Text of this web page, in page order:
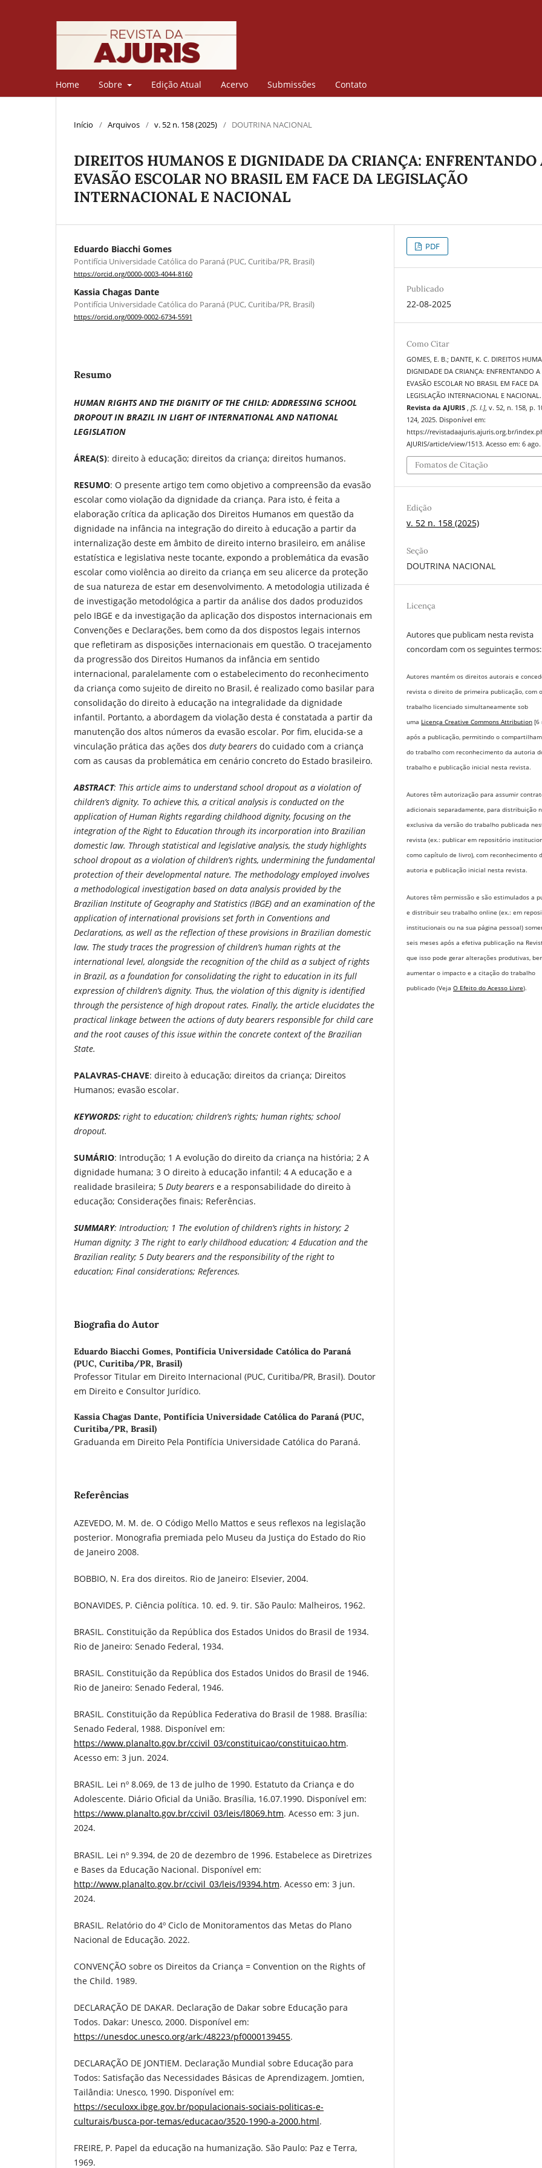
Home Sobre Edição Atual Acervo Submissões Contato
Início / Arquivos / v. 52 n. 158 (2025) / DOUTRINA NACIONAL
DIREITOS HUMANOS E DIGNIDADE DA CRIANÇA: ENFRENTANDO
EVASÃO ESCOLAR NO BRASIL EM FACE DA LEGISLAÇÃO
INTERNACIONAL E NACIONAL
Eduardo Biacchi Gomes
Pontifícia Universidade Católica do Paraná (PUC, Curitiba/PR, Brasil)
https://orcid.org/0000-0003-4044-8160
Kassia Chagas Dante
Pontifícia Universidade Católica do Paraná (PUC, Curitiba/PR, Brasil)
https://orcid.org/0009-0002-6734-5591
Resumo
HUMAN RIGHTS AND THE DIGNITY OF THE CHILD: ADDRESSING SCHOOL
DROPOUT IN BRAZIL IN LIGHT OF INTERNATIONAL AND NATIONAL
LEGISLATION
ÁREA(S): direito à educação; direitos da criança; direitos humanos.
RESUMO: O presente artigo tem como objetivo a compreensão da evasão
escolar como violação da dignidade da criança. Para isto, é feita a
elaboração crítica da aplicação dos Direitos Humanos em questão da
dignidade na infância na integração do direito à educação a partir da
internalização deste em âmbito de direito interno brasileiro, em análise
estatística e legislativa neste tocante, expondo a problemática da evasão
escolar como violência ao direito da criança em seu alicerce da proteção
de sua natureza de estar em desenvolvimento. A metodologia utilizada é
de investigação metodológica a partir da análise dos dados produzidos
pelo IBGE e da investigação da aplicação dos dispostos internacionais em
Convenções e Declarações, bem como da dos dispostos legais internos
que refletiram as disposições internacionais em questão. O tracejamento
da progressão dos Direitos Humanos da infância em sentido
internacional, paralelamente com o estabelecimento do reconhecimento
da criança como sujeito de direito no Brasil, é realizado como basilar para
consolidação do direito à educação na integralidade da dignidade
infantil. Portanto, a abordagem da violação desta é constatada a partir da
manutenção dos altos números da evasão escolar. Por fim, elucida-se a
vinculação prática das ações dos duty bearers do cuidado com a criança
com as causas da problemática em cenário concreto do Estado brasileiro.
ABSTRACT: This article aims to understand school dropout as a violation of
children’s dignity. To achieve this, a critical analysis is conducted on the
application of Human Rights regarding childhood dignity, focusing on the
integration of the Right to Education through its incorporation into Brazilian
domestic law. Through statistical and legislative analysis, the study highlights
school dropout as a violation of children’s rights, undermining the fundamental
protection of their developmental nature. The methodology employed involves
a methodological investigation based on data analysis provided by the
Brazilian Institute of Geography and Statistics (IBGE) and an examination of the
application of international provisions set forth in Conventions and
Declarations, as well as the reflection of these provisions in Brazilian domestic
law. The study traces the progression of children’s human rights at the
international level, alongside the recognition of the child as a subject of rights
in Brazil, as a foundation for consolidating the right to education in its full
expression of children’s dignity. Thus, the violation of this dignity is identified
through the persistence of high dropout rates. Finally, the article elucidates the
practical linkage between the actions of duty bearers responsible for child care
and the root causes of this issue within the concrete context of the Brazilian
State.
PALAVRAS-CHAVE: direito à educação; direitos da criança; Direitos
Humanos; evasão escolar.
KEYWORDS: right to education; children’s rights; human rights; school
dropout.
SUMÁRIO: Introdução; 1 A evolução do direito da criança na história; 2 A
dignidade humana; 3 O direito à educação infantil; 4 A educação e a
realidade brasileira; 5 Duty bearers e a responsabilidade do direito à
educação; Considerações finais; Referências.
SUMMARY: Introduction; 1 The evolution of children’s rights in history; 2
Human dignity; 3 The right to early childhood education; 4 Education and the
Brazilian reality; 5 Duty bearers and the responsibility of the right to
education; Final considerations; References.
Biografia do Autor
Eduardo Biacchi Gomes, Pontifícia Universidade Católica do Paraná
(PUC, Curitiba/PR, Brasil)
Professor Titular em Direito Internacional (PUC, Curitiba/PR, Brasil). Doutor
em Direito e Consultor Jurídico.
Kassia Chagas Dante, Pontifícia Universidade Católica do Paraná (PUC,
Curitiba/PR, Brasil)
Graduanda em Direito Pela Pontifícia Universidade Católica do Paraná.
Referências
AZEVEDO, M. M. de. O Código Mello Mattos e seus reflexos na legislação
posterior. Monografia premiada pelo Museu da Justiça do Estado do Rio
de Janeiro 2008.
BOBBIO, N. Era dos direitos. Rio de Janeiro: Elsevier, 2004.
BONAVIDES, P. Ciência política. 10. ed. 9. tir. São Paulo: Malheiros, 1962.
BRASIL. Constituição da República dos Estados Unidos do Brasil de 1934.
Rio de Janeiro: Senado Federal, 1934.
BRASIL. Constituição da República dos Estados Unidos do Brasil de 1946.
Rio de Janeiro: Senado Federal, 1946.
BRASIL. Constituição da República Federativa do Brasil de 1988. Brasília:
Senado Federal, 1988. Disponível em:
https://www.planalto.gov.br/ccivil_03/constituicao/constituicao.htm.
Acesso em: 3 jun. 2024.
BRASIL. Lei nº 8.069, de 13 de julho de 1990. Estatuto da Criança e do
Adolescente. Diário Oficial da União. Brasília, 16.07.1990. Disponível em:
https://www.planalto.gov.br/ccivil_03/leis/l8069.htm. Acesso em: 3 jun.
2024.
BRASIL. Lei nº 9.394, de 20 de dezembro de 1996. Estabelece as Diretrizes
e Bases da Educação Nacional. Disponível em:
http://www.planalto.gov.br/ccivil_03/leis/l9394.htm. Acesso em: 3 jun.
2024.
BRASIL. Relatório do 4º Ciclo de Monitoramentos das Metas do Plano
Nacional de Educação. 2022.
CONVENÇÃO sobre os Direitos da Criança = Convention on the Rights of
the Child. 1989.
DECLARAÇÃO DE DAKAR. Declaração de Dakar sobre Educação para
Todos. Dakar: Unesco, 2000. Disponível em:
https://unesdoc.unesco.org/ark:/48223/pf0000139455.
DECLARAÇÃO DE JONTIEM. Declaração Mundial sobre Educação para
Todos: Satisfação das Necessidades Básicas de Aprendizagem. Jomtien,
Tailândia: Unesco, 1990. Disponível em:
https://seculoxx.ibge.gov.br/populacionais-sociais-politicas-e-
culturais/busca-por-temas/educacao/3520-1990-a-2000.html.
FREIRE, P. Papel da educação na humanização. São Paulo: Paz e Terra,
1969.
PDF
Publicado
22-08-2025
Como Citar
GOMES, E. B.; DANTE, K. C. DIREITOS
DIGNIDADE DA CRIANÇA: ENFRENTANDO A
EVASÃO ESCOLAR NO BRASIL EM FACE DA
LEGISLAÇÃO INTERNACIONAL E NACIONAL.
Revista da AJURIS,[S. l.], v. 52, n. 158, p.
124, 2025. Disponível em:
https://revistadaajuris.ajuris.org.br/
AJURIS/article/view/1513. Acesso em: 6 ago.
Fomatos de Citação
Edição
v. 52 n. 158 (2025)
Seção
DOUTRINA NACIONAL
Licença
Autores que publicam nesta revista
concordam com os seguintes termos:
Autores mantém os direitos autorais e
revista o direito de primeira publicação, com o
trabalho licenciado simultaneamente sob
uma Licença Creative Commons Attribution [6
após a publicação, permitindo o
do trabalho com reconhecimento da autoria
trabalho e publicação inicial nesta revista.
Autores têm autorização para assumir
adicionais separadamente, para distribuição
exclusiva da versão do trabalho publicada
revista (ex.: publicar em repositório
como capítulo de livro), com reconhecimento
autoria e publicação inicial nesta revista.
Autores têm permissão e são estimulados a
e distribuir seu trabalho online (ex.: em
institucionais ou na sua página pessoal)
seis meses após a efetiva publicação na
que isso pode gerar alterações produtivas,
aumentar o impacto e a citação do trabalho
publicado (VejaO Efeito do Acesso Livre).